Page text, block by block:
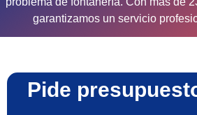
garantizamos un servicio
Pide